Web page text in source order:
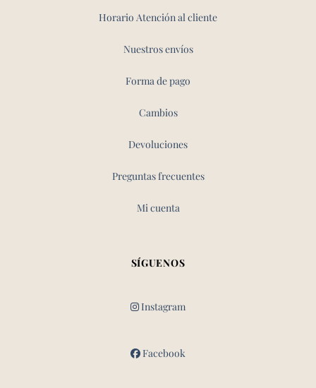
Horario Atención al cliente
Nuestros envíos
Forma de pago
Cambios
Devoluciones
Preguntas frecuentes
Mi cuenta
SÍGUENOS
Instagram
Facebook